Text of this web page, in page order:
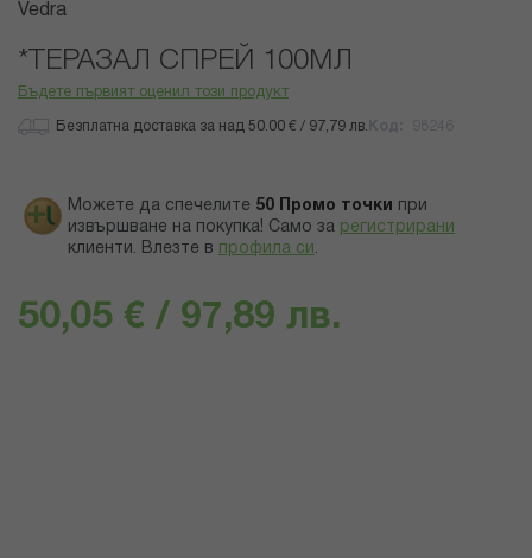
Преминете
началото
Vedra
*ТЕРАЗАЛ СПРЕЙ 100МЛ
Бъдете първият оценил този продукт
Безплатна доставка за над 50.00 € / 97,79 лв.
Можете да спечелите 50 Промо точки
при
извършване на покупка! Само за регистрирани
клиенти. Влезте в профила си .
50,05 € / 97,89 лв.